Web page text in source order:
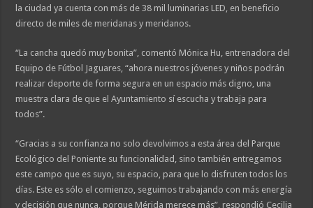
la ciudad ya cuenta con más de 38 mil luminarias LED, en beneficio
directo de miles de meridanas y meridanos.
“La cancha quedó muy bonita”, comentó Mónica Hu, entrenadora del
Equipo de Fútbol Jaguares, “ahora nuestros jóvenes y niños podrán
realizar deporte de forma segura en un espacio más digno, una
muestra clara de que el Ayuntamiento sí escucha y trabaja para
todos”.
“Gracias a su confianza no solo devolvimos a esta área del Parque
Ecológico del Poniente su funcionalidad, sino también entregamos
este campo que es suyo, su espacio, para que lo disfruten todos los
días. Este es sólo el comienzo, seguimos trabajando con más energía
y decisión que nunca, porque Mérida merece más”, respondió Cecilia